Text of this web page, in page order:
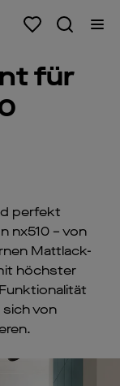
für
perfekt
nx510 – von
Mattlack-
höchster
sich von